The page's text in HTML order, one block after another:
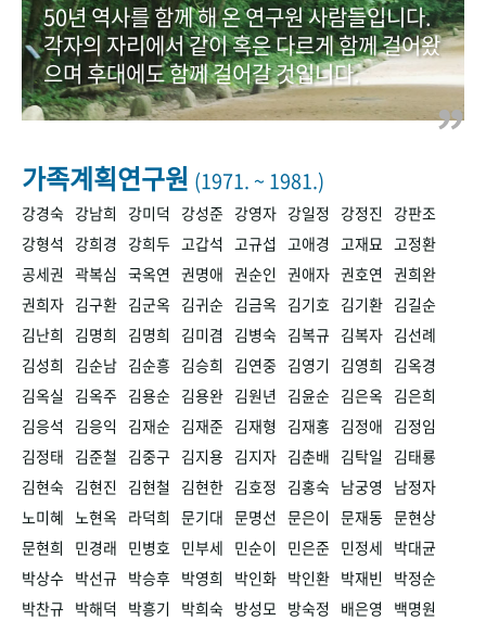
사진 아카이브 문서 기록물 행정박물 영상 기록물
50+1주년 기념
+1
VR 역사관
50년 역사를 함께 해 온 연구원 사람들입니다.
각자의 자리에서 같이 혹은 다르게 함께 걸어왔
으며 후대에도 함께 걸어갈 것입니다.
가족계획연구원 (1971. ~ 1981.)
강경숙 강남희 강미덕 강성준 강영자 강일정 강정진
강판조
강형석
강희경 강희두 고갑석 고규섭 고애경 고재묘 고정환
공세권 곽복심 국옥연 권명애 권순인 권애자 권호연 권희완
권희자 김구환 김군옥 김귀순 김금옥 김기호 김기환 김길순
김난희
김명희 김명희 김미겸 김병숙 김복규 김복자 김선례
김성희
김순남 김순흥 김승희 김연중 김영기 김영희
김옥경
김옥실
김옥주 김용순 김용완 김원년 김윤순 김은옥 김은희
김응석
김응익 김재순 김재준 김재형 김재홍 김정애 김정임
김정태 김준철 김중구 김지용 김지자 김춘배 김탁일
김태룡
김현숙 김현진 김현철 김현한 김호정 김홍숙 남궁영
남정자
노미혜 노현옥 라덕희 문기대 문명선 문은이 문재동 문현상
문현희
민경래 민병호 민부세 민순이 민은준 민정세 박대균
박상수 박선규 박승후 박영희 박인화 박인환 박재빈
박정순
박찬규 박해덕 박흥기 박희숙 방성모 방숙정 배은영
백명원